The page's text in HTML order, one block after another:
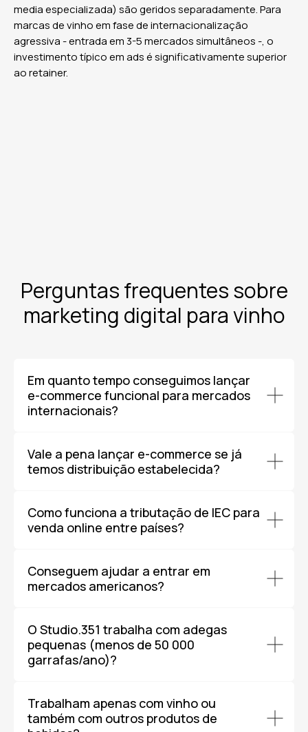
media especializada) são geridos separadamente. Para
marcas de vinho em fase de internacionalização
agressiva - entrada em 3-5 mercados simultâneos -, o
investimento típico em ads é significativamente superior
ao retainer.
Perguntas frequentes sobre
marketing digital para vinho
Em quanto tempo conseguimos lançar
e-commerce funcional para mercados
internacionais?
Vale a pena lançar e-commerce se já
temos distribuição estabelecida?
Como funciona a tributação de IEC para
venda online entre países?
Conseguem ajudar a entrar em
mercados americanos?
O Studio.351 trabalha com adegas
pequenas (menos de 50 000
garrafas/ano)?
Trabalham apenas com vinho ou
também com outros produtos de